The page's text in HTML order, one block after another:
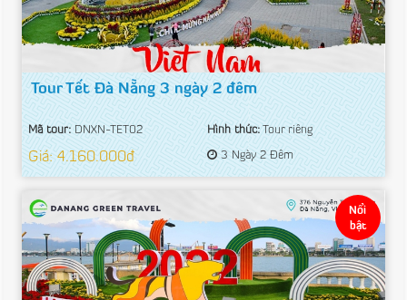
Tour Tết Đà Nẵng 3 ngày 2 đêm
Mã tour: DNXN-TET02 Hình thức:Tour riêng
Giá: 4.160.000đ 3 Ngày 2 Đêm
Nổi
bật